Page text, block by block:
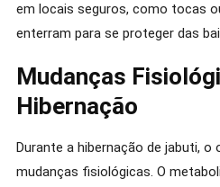
em locais seguros, como tocas
enterram para se proteger das
Mudanças
Hibernação
Durante a hibernação de jabuti, o
mudanças fisiológicas. O